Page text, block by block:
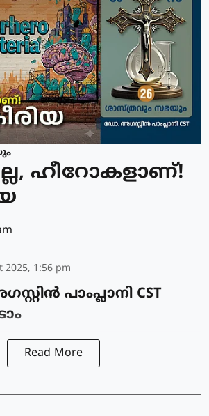
ഹീറോകളാണ്!
2025, 1:56 pm
പാംപ്ലാനി CST
Read More